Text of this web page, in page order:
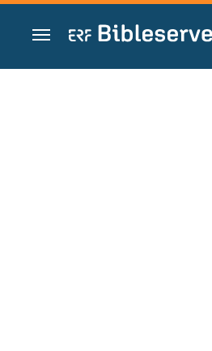
Перейти к содержанию